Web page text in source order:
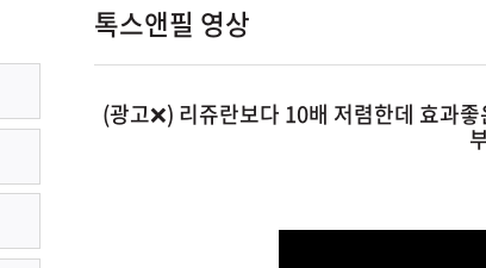
톡스앤필 영상
(광고❌) 리쥬란보다 10배 저렴한데 효과